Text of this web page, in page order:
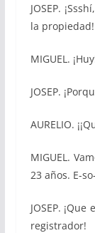
JOSEP.
la propiedad!
MIGUEL.
JOSEP.
AURELIO.
MIGUEL.
23 años. E-
JOSEP.
registrador!